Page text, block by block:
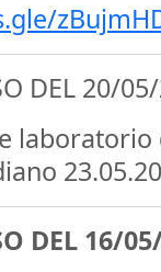
DEL 20/
DEL 16/